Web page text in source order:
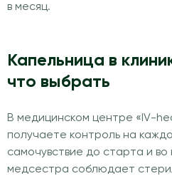
в месяц.
Капельница в
что выбрать
В медицинском центре «IV-
получаете контроль на
самочувствие до старта и во
медсестра соблюдает